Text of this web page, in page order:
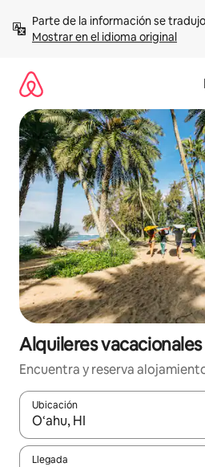
contenidoMostrar en el idioma original
Alquileres
Encuentra y reserva
Ubicación
Cuando los resultados estén
Llegada